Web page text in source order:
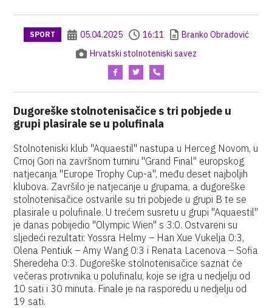
SPORT 05.04.2025 16:11
Branko Obradović
Hrvatski stolnoteniski savez
Dugoreške stolnotenisačice s tri pobjede u
grupi plasirale se u polufinala
Stolnoteniski klub "Aquaestil" nastupa u Herceg Novom, u
Crnoj Gori na završnom turniru "Grand Final" europskog
natjecanja "Europe Trophy Cup-a", među deset najboljih
klubova. Završilo je natjecanje u grupama, a dugoreške
stolnotenisačice ostvarile su tri pobjede u grupi B te se
plasirale u polufinale. U trećem susretu u grupi "Aquaestil"
je danas pobijedio "Olympic Wien" s 3:0. Ostvareni su
sljedeći rezultati: Yossra Helmy – Han Xue Vukelja 0:3,
Olena Pentiuk – Amy Wang 0:3 i Renata Lacenova – Sofia
Sheredeha 0:3. Dugoreške stolnotenisačice saznat će
večeras protivnika u polufinalu, koje se igra u nedjelju od
10 sati i 30 minuta. Finale je na rasporedu u nedjelju od
19 sati.